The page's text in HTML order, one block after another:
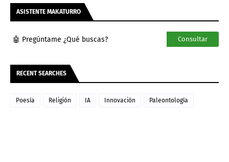
ASISTENTE MAKATURRO
🤖 Pregúntame ¿Qué buscas? Consultar
RECENT SEARCHES
Poesía Religión IA Innovación Paleontología